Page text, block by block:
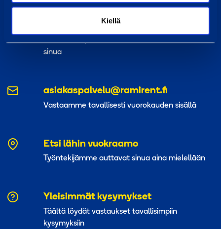
Kiellä
sinua
asiakaspalvelu@ramirent.fi
Vastaamme tavallisesti vuorokauden sisällä
Etsi lähin vuokraamo
Työntekijämme auttavat sinua aina mielellään
Yleisimmät kysymykset
Täältä löydät vastaukset tavallisimpiin
kysymyksiin